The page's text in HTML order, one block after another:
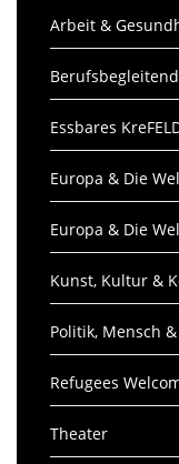
Arbeit &
Essbares
Europa & Die
Europa & Die
Kunst, Kultur &
Politik, Mensch
Refugees
Theater